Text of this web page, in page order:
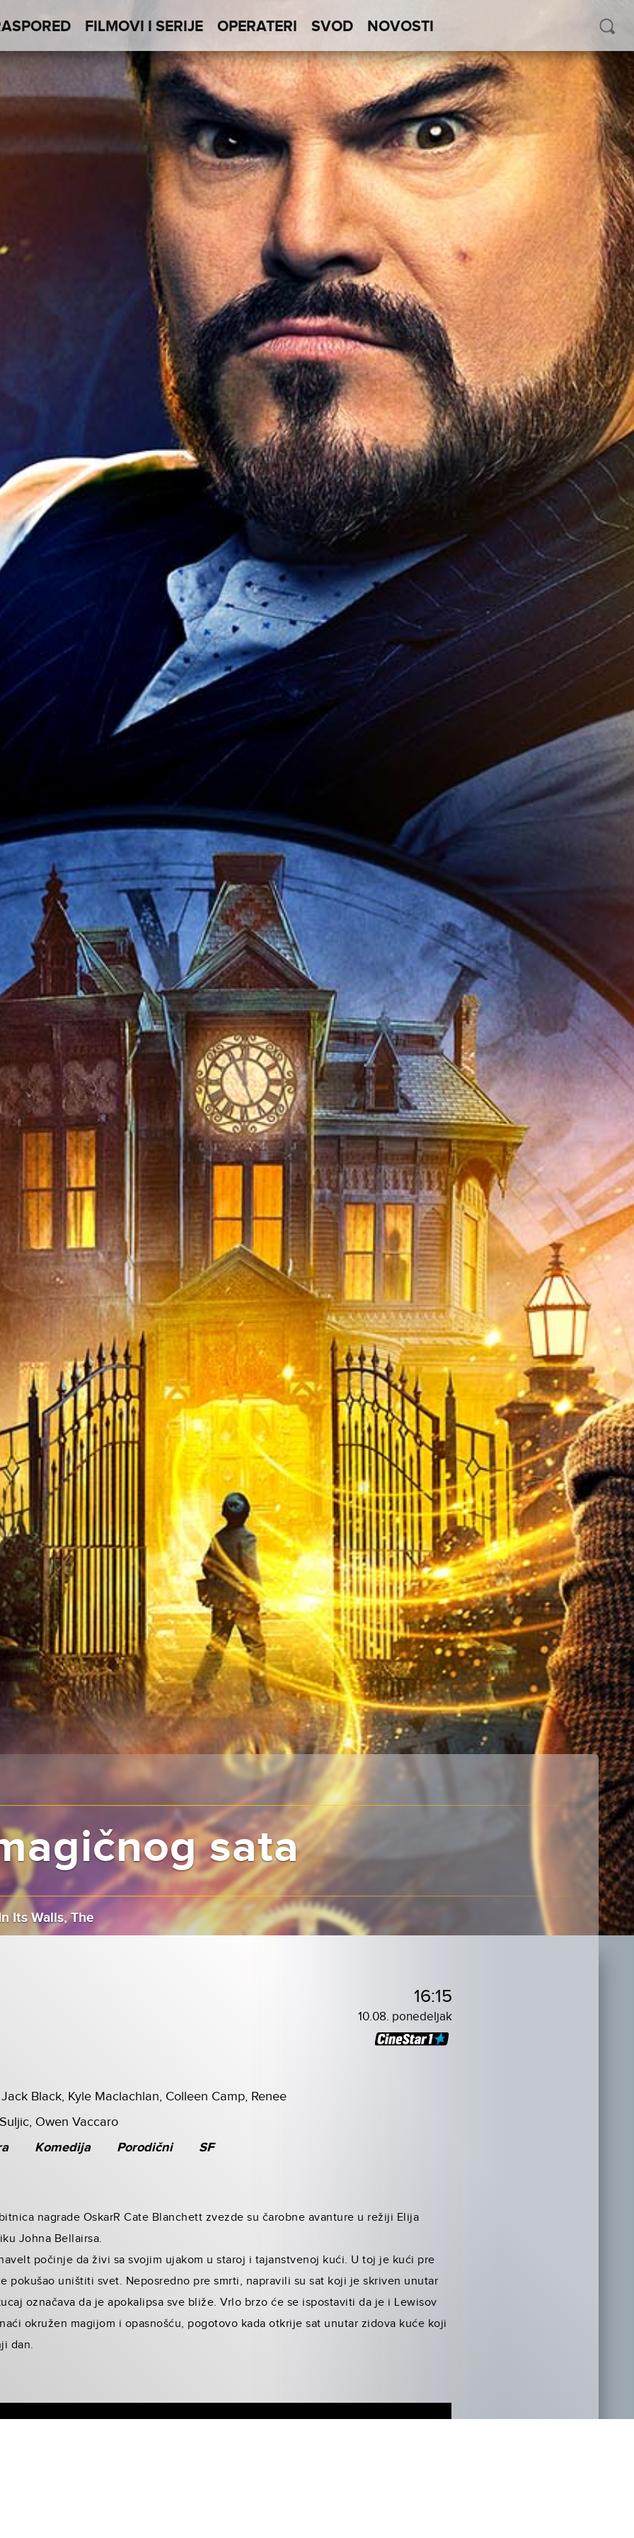
FILMOVI I SERIJE OPERATERI SVOD NOVOSTI
sata
Its Walls, The
Black, Kyle Maclachlan, Colleen Camp, Renee
Owen Vaccaro
Komedija Porodični SF
16:15
10.08. ponedeljak
nagrade OskarR Cate Blanchett zvezde su čarobne avanture u režiji Elija
Johna Bellairsa.
počinje da živi sa svojim ujakom u staroj i tajanstvenoj kući. U toj je kući pre
pokušao uništiti svet. Neposredno pre smrti, napravili su sat koji je skriven unutar
označava da je apokalipsa sve bliže. Vrlo brzo će se ispostaviti da je i Lewisov
okružen magijom i opasnošću, pogotovo kada otkrije sat unutar zidova kuće koji
dan.